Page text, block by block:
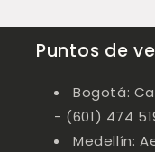
Puntos de
Bogotá:
- (601) 474
Medellín: